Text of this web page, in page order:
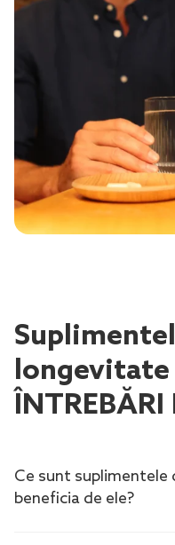
longevitate
ÎNTREBĂRI
Ce sunt
beneficia de ele?